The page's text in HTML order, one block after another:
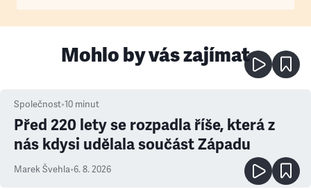
Mohlo by vás zajímat
Společnost•10 minut
Před 220 lety se rozpadla říše, která z
nás kdysi udělala součást Západu
Marek Švehla•6. 8. 2026